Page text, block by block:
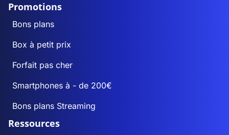
Promotions
Bons plans
Box à petit prix
Forfait pas cher
Smartphones à - de 200€
Bons plans Streaming
Ressources